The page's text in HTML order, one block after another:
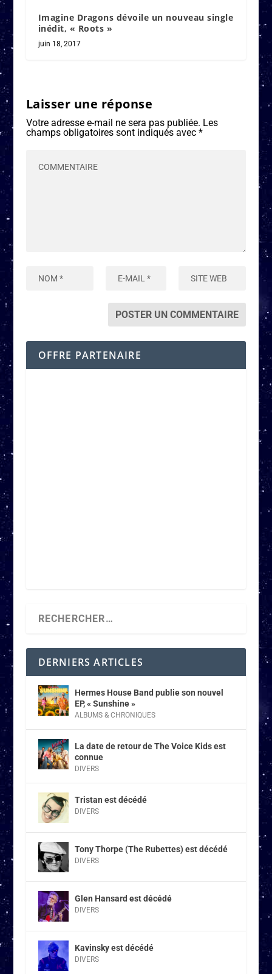
Imagine Dragons dévoile un nouveau single
inédit, « Roots »
juin 18, 2017
Laisser une réponse
Votre adresse e-mail ne sera pas publiée. Les
champs obligatoires sont indiqués avec *
OFFRE PARTENAIRE
DERNIERS ARTICLES
Hermes House Band publie son nouvel
EP, « Sunshine »
ALBUMS & CHRONIQUES
La date de retour de The Voice Kids est
connue
DIVERS
Tristan est décédé
DIVERS
Tony Thorpe (The Rubettes) est décédé
DIVERS
Glen Hansard est décédé
DIVERS
Kavinsky est décédé
DIVERS